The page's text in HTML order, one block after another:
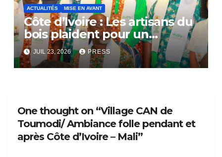
ACTUALITÉS MISE EN AVANT
Côte d’Ivoire : Les artisans du
bois plaident pour un
dialogue national
JUIL 23, 2026 PRESS
One thought on “Village CAN de
Toumodi/ Ambiance folle pendant et
après Côte d’Ivoire – Mali”